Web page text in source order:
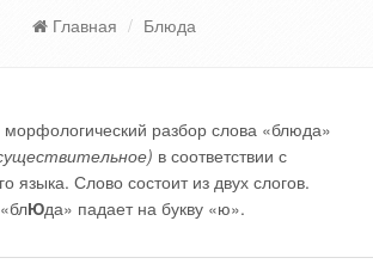
Главная Блюда
разбор слова «блюда»
в соответствии с
языка. Слово состоит из двух слогов.
Юда» падает на букву «ю».